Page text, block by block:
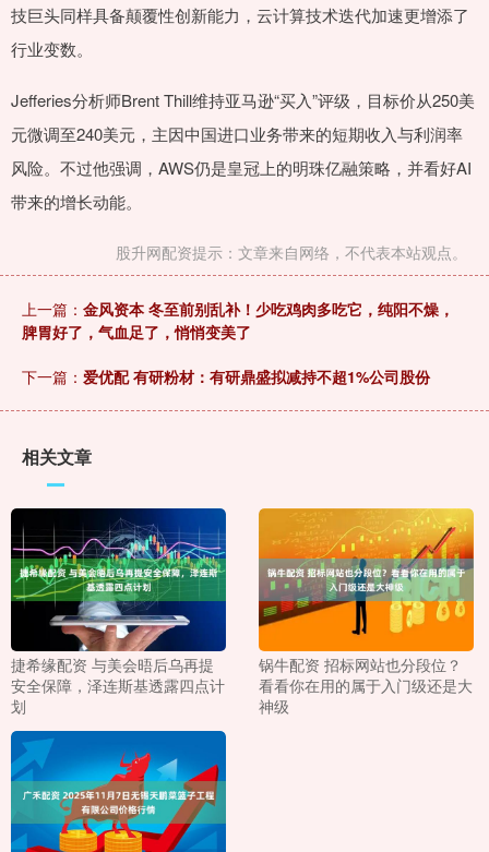
技巨头同样具备颠覆性创新能力，云计算技术迭代加速更增添了
行业变数。
Jefferies分析师Brent Thill维持亚马逊“买入”评级，目标价从250美
元微调至240美元，主因中国进口业务带来的短期收入与利润率
风险。不过他强调，AWS仍是皇冠上的明珠亿融策略，并看好AI
带来的增长动能。
股升网配资提示：文章来自网络，不代表本站观点。
上一篇： 金风资本 冬至前别乱补！少吃鸡肉多吃它，纯阳不燥，
脾胃好了，气血足了，悄悄变美了
下一篇： 爱优配 有研粉材：有研鼎盛拟减持不超1%公司股份
相关文章
捷希缘配资 与美会晤后乌再提
安全保障，泽连斯基透露四点计
划
锅牛配资 招标网站也分段位？
看看你在用的属于入门级还是大
神级